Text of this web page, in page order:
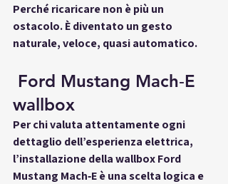
Perché ricaricare non è più un
ostacolo. È diventato un gesto
naturale, veloce, quasi automatico.
Ford Mustang Mach‑E
wallbox
Per chi valuta attentamente ogni
dettaglio dell’esperienza elettrica,
l’installazione della wallbox Ford
Mustang Mach‑E è una scelta logica e